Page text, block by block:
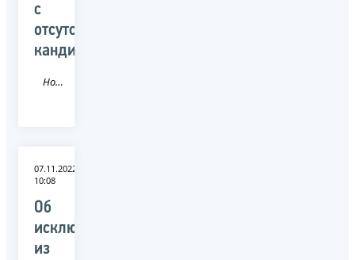
с
отсутствием
кандидатов
Новость
07.11.2022
10:08
Об
исключении
из